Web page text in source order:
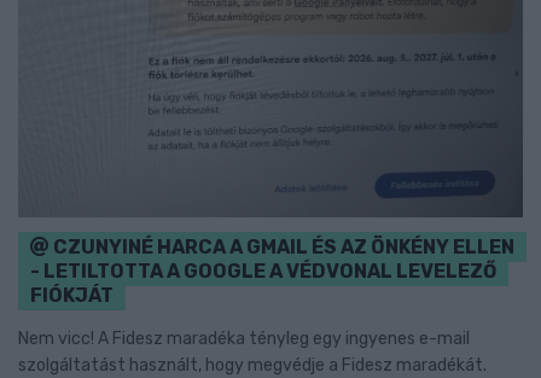
CZUNYINÉ HARCA A GMAIL ÉS AZ ÖNKÉNY ELLEN
- LETILTOTTA A GOOGLE A VÉDVONAL LEVELEZŐ
FIÓKJÁT
Nem vicc! A Fidesz maradéka tényleg egy ingyenes e-mail
szolgáltatást használt, hogy megvédje a Fidesz maradékát.